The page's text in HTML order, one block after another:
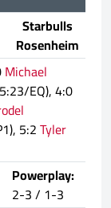
Starbulls
Rosenheim
Michael
EQ), 4:0
5:2Tyler
Powerplay:
2-3 / 1-3